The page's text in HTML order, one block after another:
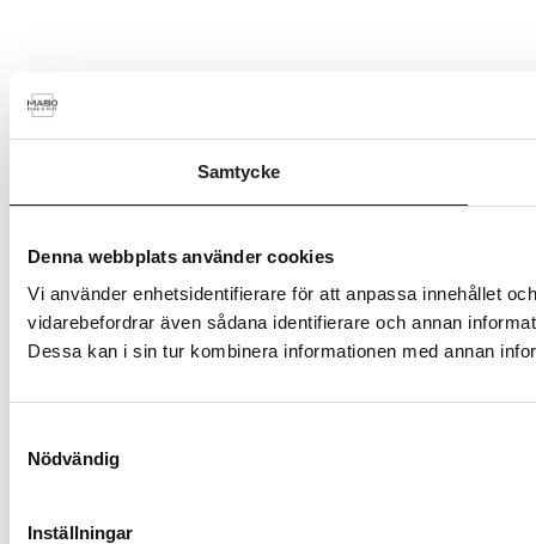
Samtycke
Denna webbplats använder cookies
Vi använder enhetsidentifierare för att anpassa innehållet
vidarebefordrar även sådana identifierare och annan
Dessa kan i sin tur kombinera informationen med annan
Nödvändig
Inställningar